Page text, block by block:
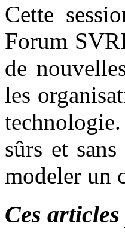
Cette
Forum
de
les
technologie.
sûrs et
modeler un
Ces